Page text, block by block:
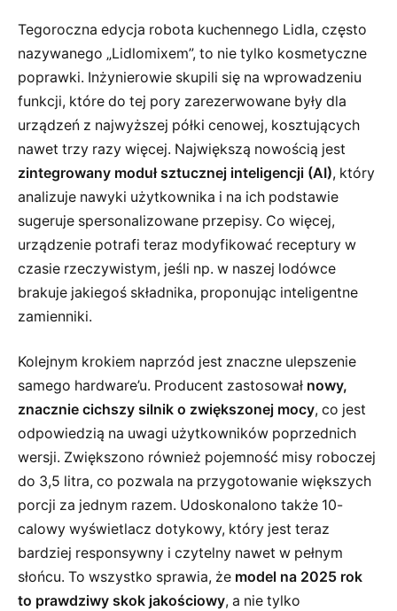
Tegoroczna edycja robota kuchennego Lidla, często
nazywanego „Lidlomixem”, to nie tylko kosmetyczne
poprawki. Inżynierowie skupili się na wprowadzeniu
funkcji, które do tej pory zarezerwowane były dla
urządzeń z najwyższej półki cenowej, kosztujących
nawet trzy razy więcej. Największą nowością jest
zintegrowany moduł sztucznej inteligencji (AI), który
analizuje nawyki użytkownika i na ich podstawie
sugeruje spersonalizowane przepisy. Co więcej,
urządzenie potrafi teraz modyfikować receptury w
czasie rzeczywistym, jeśli np. w naszej lodówce
brakuje jakiegoś składnika, proponując inteligentne
zamienniki.
Kolejnym krokiem naprzód jest znaczne ulepszenie
samego hardware’u. Producent zastosował nowy,
znacznie cichszy silnik o zwiększonej mocy, co jest
odpowiedzią na uwagi użytkowników poprzednich
wersji. Zwiększono również pojemność misy roboczej
do 3,5 litra, co pozwala na przygotowanie większych
porcji za jednym razem. Udoskonalono także 10-
calowy wyświetlacz dotykowy, który jest teraz
bardziej responsywny i czytelny nawet w pełnym
słońcu. To wszystko sprawia, że model na 2025 rok
to prawdziwy skok jakościowy, a nie tylko